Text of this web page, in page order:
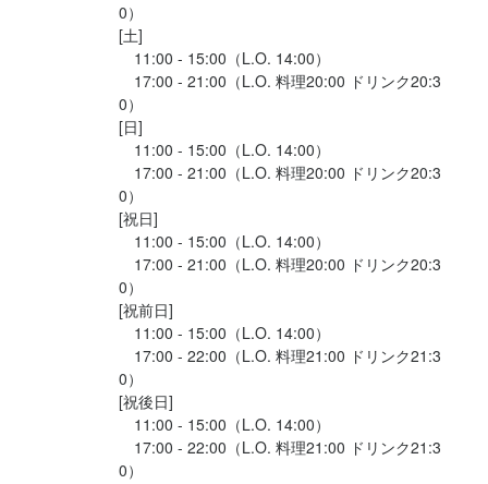
0）
[土]
11:00 - 15:00（L.O. 14:00）
17:00 - 21:00（L.O. 料理20:00 ドリンク20:3
0）
[日]
11:00 - 15:00（L.O. 14:00）
17:00 - 21:00（L.O. 料理20:00 ドリンク20:3
0）
[祝日]
11:00 - 15:00（L.O. 14:00）
17:00 - 21:00（L.O. 料理20:00 ドリンク20:3
0）
[祝前日]
11:00 - 15:00（L.O. 14:00）
17:00 - 22:00（L.O. 料理21:00 ドリンク21:3
0）
[祝後日]
11:00 - 15:00（L.O. 14:00）
17:00 - 22:00（L.O. 料理21:00 ドリンク21:3